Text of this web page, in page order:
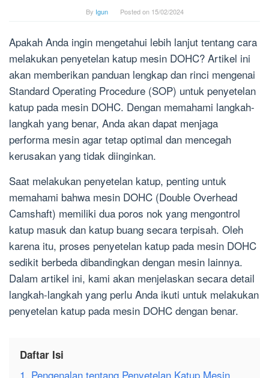
By Igun Posted on 15/02/2024
Apakah Anda ingin mengetahui lebih lanjut tentang cara
melakukan penyetelan katup mesin DOHC? Artikel ini
akan memberikan panduan lengkap dan rinci mengenai
Standard Operating Procedure (SOP) untuk penyetelan
katup pada mesin DOHC. Dengan memahami langkah-
langkah yang benar, Anda akan dapat menjaga
performa mesin agar tetap optimal dan mencegah
kerusakan yang tidak diinginkan.
Saat melakukan penyetelan katup, penting untuk
memahami bahwa mesin DOHC (Double Overhead
Camshaft) memiliki dua poros nok yang mengontrol
katup masuk dan katup buang secara terpisah. Oleh
karena itu, proses penyetelan katup pada mesin DOHC
sedikit berbeda dibandingkan dengan mesin lainnya.
Dalam artikel ini, kami akan menjelaskan secara detail
langkah-langkah yang perlu Anda ikuti untuk melakukan
penyetelan katup pada mesin DOHC dengan benar.
Daftar Isi
1. Pengenalan tentang Penyetelan Katup Mesin